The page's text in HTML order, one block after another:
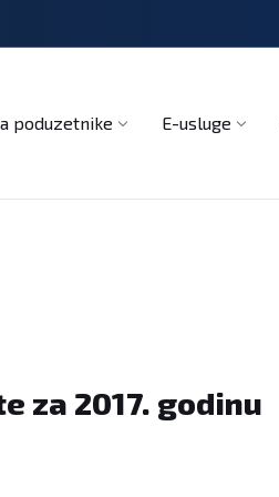
poduzetnike E-usluge
za 2017. godinu